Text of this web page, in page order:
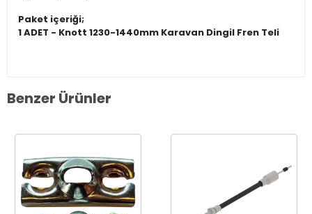
Paket içeriği;
1 ADET - Knott 1230-1440mm Karavan Dingil Fren Teli
Benzer Ürünler